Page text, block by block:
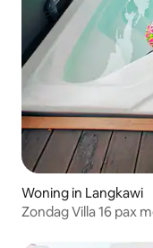
Woning in Langkawi
Zondag Villa 16 pax